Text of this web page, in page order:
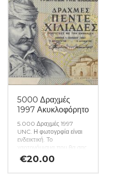
5000 Δραχμές
1997 Ακυκλοφόρητο
5.000 Δραχμές 1997
UNC. Η φωτογρφία είναι
ενδεικτική. Το
χαρτονόμισμα που θα σας
αποσταλεί θα είναι σε
ακυκλοφόρητη κατάσταση
€20.00